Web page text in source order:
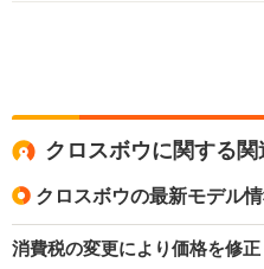
クロスボウに関する関
クロスボウの最新モデル
消費税の変更により価格を修正